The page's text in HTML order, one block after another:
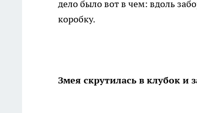
дело было вот в чем: вдоль
коробку.
Змея скрутилась в клубок и